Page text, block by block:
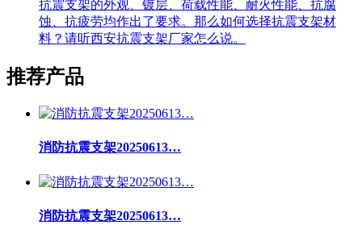
抗震支架的外观、镀层、荷载性能、耐火性能、抗腐
蚀、抗疲劳均作出了要求。那么如何选择抗震支架材
料？请听西安抗震支架厂家怎么说。
推荐产品
消防抗震支架20250613…
消防抗震支架20250613…